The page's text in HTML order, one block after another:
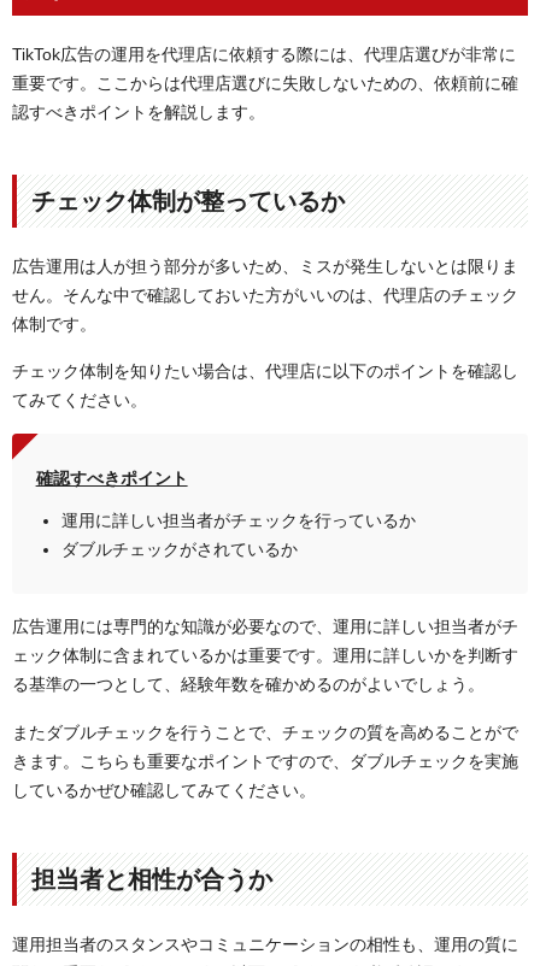
TikTok広告の運用を代理店に依頼する際には、代理店選びが非常に
重要です。ここからは代理店選びに失敗しないための、依頼前に確
認すべきポイントを解説します。
チェック体制が整っているか
広告運用は人が担う部分が多いため、ミスが発生しないとは限りま
せん。そんな中で確認しておいた方がいいのは、代理店のチェック
体制です。
チェック体制を知りたい場合は、代理店に以下のポイントを確認し
てみてください。
確認すべきポイント
運用に詳しい担当者がチェックを行っているか
ダブルチェックがされているか
広告運用には専門的な知識が必要なので、運用に詳しい担当者がチ
ェック体制に含まれているかは重要です。運用に詳しいかを判断す
る基準の一つとして、経験年数を確かめるのがよいでしょう。
またダブルチェックを行うことで、チェックの質を高めることがで
きます。こちらも重要なポイントですので、ダブルチェックを実施
しているかぜひ確認してみてください。
担当者と相性が合うか
運用担当者のスタンスやコミュニケーションの相性も、運用の質に